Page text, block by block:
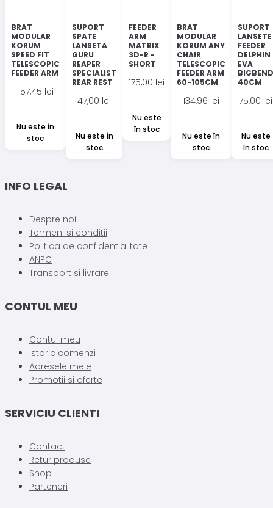
BRAT
MODULAR
KORUM
SPEED FIT
TELESCOPIC
FEEDER ARM
157,45 lei
Nu este în
stoc
SUPORT
SPATE
LANSETA
GURU
REAPER
SPECIALIST
REAR REST
47,00 lei
Nu este în
stoc
FEEDER
ARM
MATRIX
3D-R -
SHORT
175,00 lei
Nu este
în stoc
BRAT
MODULAR
KORUM ANY
CHAIR
TELESCOPIC
FEEDER ARM
60-105CM
134,96 lei
Nu este în
stoc
SUPORT
LANSETE
FEEDER
DELPHIN
EVA
BIGBEND
40CM
75,00 lei
Nu este
în stoc
INFO LEGAL
Despre noi
Termeni si conditii
Politica de confidentialitate
ANPC
Transport si livrare
CONTUL MEU
Contul meu
Istoric comenzi
Adresele mele
Promotii si oferte
SERVICIU CLIENTI
Contact
Retur produse
Shop
Parteneri